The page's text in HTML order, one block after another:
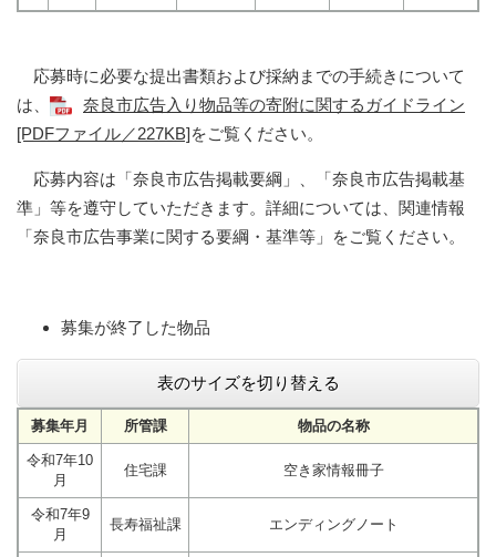
応募時に必要な提出書類および採納までの手続きについて
は、
奈良市広告入り物品等の寄附に関するガイドライン
[PDFファイル／227KB]をご覧ください。
応募内容は「奈良市広告掲載要綱」、「奈良市広告掲載基
準」等を遵守していただきます。詳細については、関連情報
「奈良市広告事業に関する要綱・基準等」をご覧ください。
募集が終了した物品
表のサイズを切り替える
募集年月 所管課 物品の名称
令和7年10
月
住宅課 空き家情報冊子
令和7年9
月
長寿福祉課 エンディングノート